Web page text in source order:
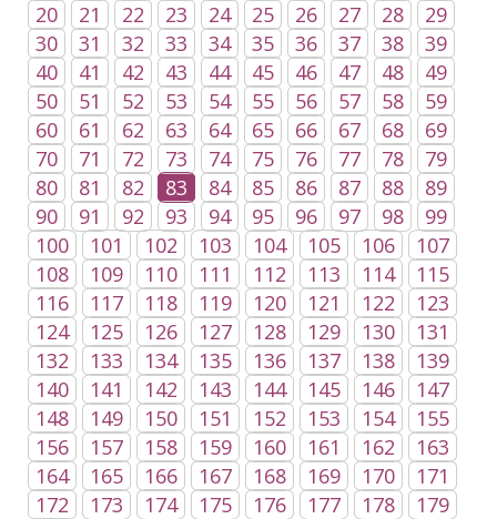
20
21 22 23 24 25 26 27 28
29
30
31 32 33 34 35 36 37 38
39
40
41 42 43 44 45 46 47 48
49
50
51 52 53 54 55 56 57 58
59
60
61 62 63 64 65 66 67 68
69
70
71 72 73 74 75 76 77 78
79
80
81 82 83 84 85 86 87 88
89
90
91 92 93 94 95 96 97 98
99
100
101 102 103 104 105 106
107
108
109 110 111 112 113 114
115
116
117 118 119 120 121 122
123
124
125 126 127 128 129 130
131
132
133 134 135 136 137 138
139
140
141 142 143 144 145 146
147
148
149 150 151 152 153 154
155
156
157 158 159 160 161 162
163
164
165 166 167 168 169 170
171
172
173 174 175 176 177 178
179